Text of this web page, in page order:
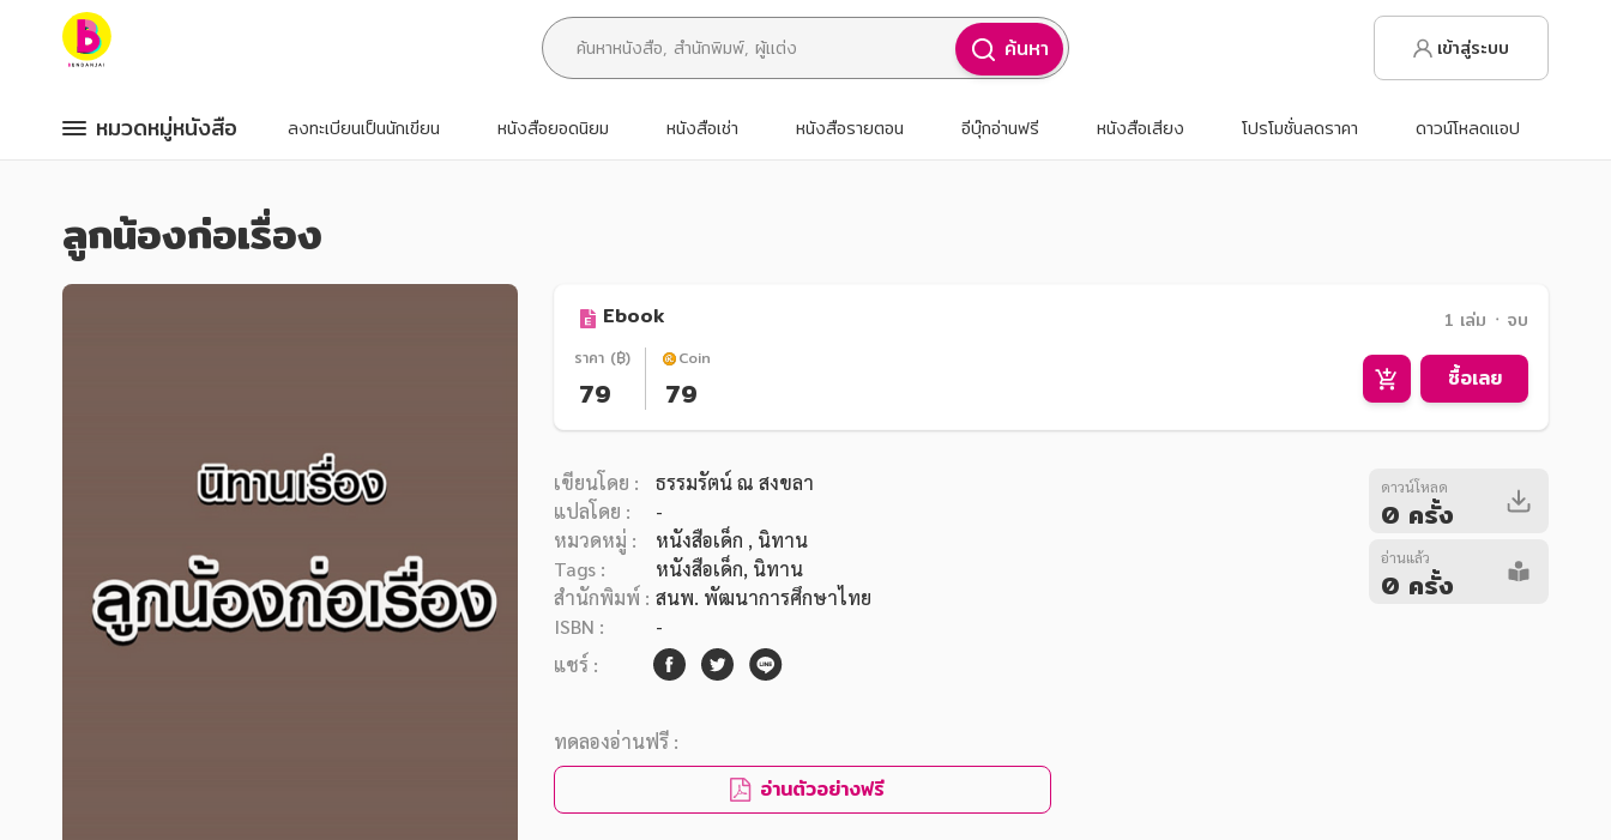
หมวดหมู่หนังสือ
หมวดหมู่ยอดนิยม
หนังสือออกใหม่
หนังสือยอดนิยม
หนังสือเช่า
อีบุ๊กอ่านฟรี
หนังสือเสียง
อาหาร สุขภาพ การแพทย์
ศิลปะ บันเทิง กีฬา ท่องเที่ยว
สังคม วัฒนธรรม การปกครอง ศาสนาและปรัชญา
ศาสนา และปรัชญา
กฎหมาย สัญญา ภาษี
ค้นหา เข้าสู่ระบบ
หมวดหมู่หนังสือ
หมวดหมู่หนังสือ
หมวดหมู่ยอดนิยม
หนังสือออกใหม่
หนังสือยอดนิยม
หนังสือเช่า
อีบุ๊กอ่านฟรี
หนังสือเสียง
อาหาร สุขภาพ การแพทย์
ศิลปะ บันเทิง กีฬา ท่องเที่ยว
สังคม วัฒนธรรม การปกครอง ศาสนาและปรัชญา
ศาสนา และปรัชญา
กฎหมาย สัญญา ภาษี
ลงทะเบียนเป็นนักเขียน หนังสือยอดนิยม หนังสือเช่า หนังสือรายตอน อีบุ๊กอ่านฟรี หนังสือเสียง โปรโมชั่นลดราคา ดาวน์โหลดแอป
ลูกน้องก่อเรื่อง
Ebook 1 เล่ม ᛫ จบ
ราคา (฿)
79
Coin
79 ซื้อเลย
เขียนโดย :
ธรรมรัตน์ ณ สงขลา
แปลโดย :
-
หมวดหมู่ :
หนังสือเด็ก , นิทาน
Tags :
หนังสือเด็ก, นิทาน
สำนักพิมพ์ : สนพ. พัฒนาการศึกษาไทย
ISBN :
-
แชร์ :
ดาวน์โหลด
0 ครั้ง
อ่านแล้ว
0 ครั้ง
ทดลองอ่านฟรี :
อ่านตัวอย่างฟรี